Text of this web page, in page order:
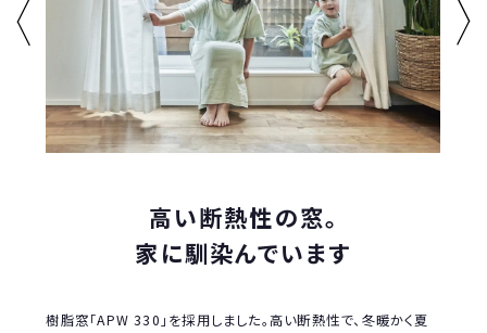
高い断熱性の窓。
家に馴染んでいます
樹脂窓「APW 330」を採用しました。高い断熱性で、冬暖かく夏